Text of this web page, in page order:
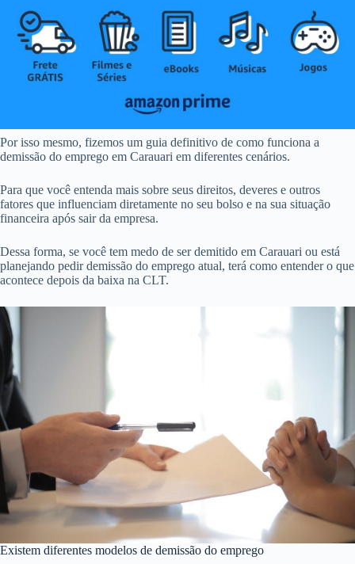
Por isso mesmo, fizemos um guia definitivo de como funciona a
demissão do emprego em Carauari em diferentes cenários.
Para que você entenda mais sobre seus direitos, deveres e outros
fatores que influenciam diretamente no seu bolso e na sua situação
financeira após sair da empresa.
Dessa forma, se você tem medo de ser demitido em Carauari ou está
planejando pedir demissão do emprego atual, terá como entender o que
acontece depois da baixa na CLT.
Existem diferentes modelos de demissão do emprego